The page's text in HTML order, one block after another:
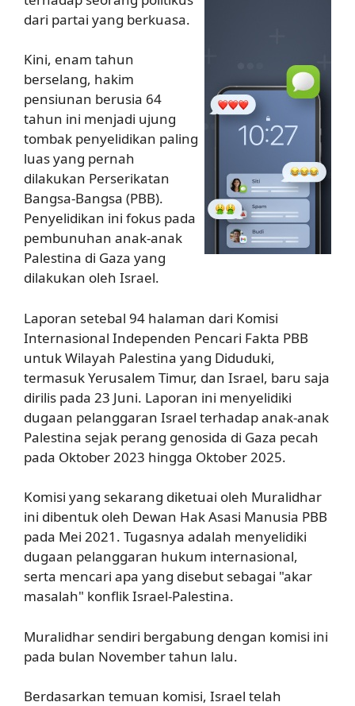
dari partai yang berkuasa.
Kini, enam tahun
berselang, hakim
pensiunan berusia 64
tahun ini menjadi ujung
tombak penyelidikan paling
luas yang pernah
dilakukan Perserikatan
Bangsa-Bangsa (PBB).
Penyelidikan ini fokus pada
pembunuhan anak-anak
Palestina di Gaza yang
dilakukan oleh Israel.
Laporan setebal 94 halaman dari Komisi
Internasional Independen Pencari Fakta PBB
untuk Wilayah Palestina yang Diduduki,
termasuk Yerusalem Timur, dan Israel, baru saja
dirilis pada 23 Juni. Laporan ini menyelidiki
dugaan pelanggaran Israel terhadap anak-anak
Palestina sejak perang genosida di Gaza pecah
pada Oktober 2023 hingga Oktober 2025.
Komisi yang sekarang diketuai oleh Muralidhar
ini dibentuk oleh Dewan Hak Asasi Manusia PBB
pada Mei 2021. Tugasnya adalah menyelidiki
dugaan pelanggaran hukum internasional,
serta mencari apa yang disebut sebagai "akar
masalah" konflik Israel-Palestina.
Muralidhar sendiri bergabung dengan komisi ini
pada bulan November tahun lalu.
Berdasarkan temuan komisi, Israel telah